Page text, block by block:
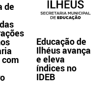
de
com
Educação de
Ilhéus avança
e eleva
índices no
IDEB